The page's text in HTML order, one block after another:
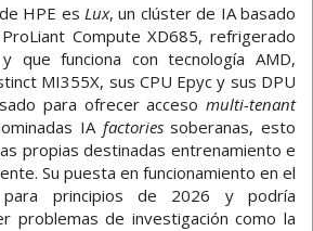
HPE es Lux, un clúster de IA basado
Compute XD685, refrigerado
que funciona con tecnología AMD,
MI355X, sus CPU Epyc y sus DPU
para ofrecer acceso multi-tenant
IA factoriessoberanas, esto
propias destinadas entrenamiento e
Su puesta en funcionamiento en el
principios de 2026 y podría
problemas de investigación como la